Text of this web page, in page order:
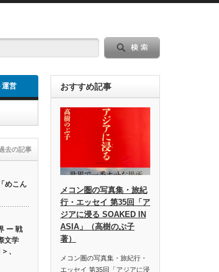
運営
めこん
ー 戦
文学
、
去の記事
おすすめ記事
メコン圏の写真集・旅紀
行・エッセイ 第35回「ア
ジアに浸る SOAKED IN
ASIA」（高樹のぶ子
著）
メコン圏の写真集・旅紀行・
エッセイ 第35回「アジアに浸